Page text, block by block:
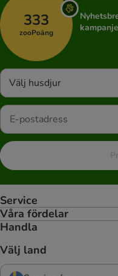
333
zooPoäng
Välj husdjur
Service
Våra fördelar
Handla
Välj land